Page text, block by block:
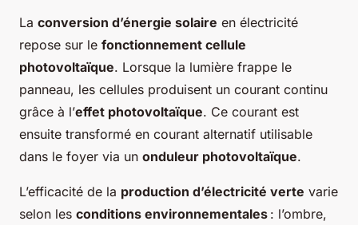
La conversion d’énergie solaire en électricité
repose sur le fonctionnement cellule
photovoltaïque. Lorsque la lumière frappe le
panneau, les cellules produisent un courant continu
grâce à l’effet photovoltaïque. Ce courant est
ensuite transformé en courant alternatif utilisable
dans le foyer via un onduleur photovoltaïque.
L’efficacité de la production d’électricité verte varie
selon les conditions environnementales : l’ombre,